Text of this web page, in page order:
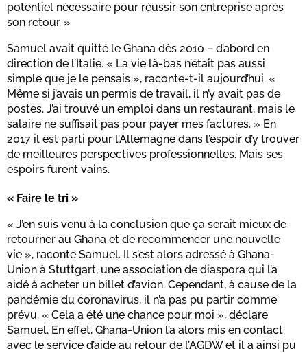
potentiel nécessaire pour réussir son entreprise après
son retour. »
Samuel avait quitté le Ghana dès 2010 – d’abord en
direction de l’Italie. « La vie là-bas n’était pas aussi
simple que je le pensais », raconte-t-il aujourd’hui. «
Même si j’avais un permis de travail, il n’y avait pas de
postes. J’ai trouvé un emploi dans un restaurant, mais le
salaire ne suffisait pas pour payer mes factures. » En
2017 il est parti pour l’Allemagne dans l’espoir d’y trouver
de meilleures perspectives professionnelles. Mais ses
espoirs furent vains.
« Faire le tri »
« J’en suis venu à la conclusion que ça serait mieux de
retourner au Ghana et de recommencer une nouvelle
vie », raconte Samuel. Il s’est alors adressé à Ghana-
Union à Stuttgart, une association de diaspora qui l’a
aidé à acheter un billet d’avion. Cependant, à cause de la
pandémie du coronavirus, il n’a pas pu partir comme
prévu. « Cela a été une chance pour moi », déclare
Samuel. En effet, Ghana-Union l’a alors mis en contact
avec le service d’aide au retour de l’AGDW et il a ainsi pu